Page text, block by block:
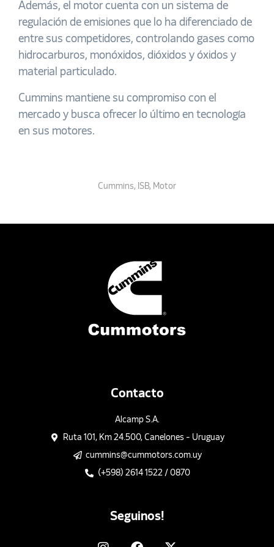
Además, el motor cuenta con un sistema de
regulación de emisiones que lo ha diferenciado de
entre sus competidores, controlando gases como
hidrocarburos, monóxidos, dióxidos y óxidos y
material particulado.
Cummins mantiene su compromiso con el
mercado y busca ofrecer lo último en tecnología
en sus motores.
Cummins, ISB, Motor
Contacto
Alcamp S.A.
Ruta 101, Km 24.500, Canelones - Uruguay
cummins@cummotors.com.uy
(+598) 2614 1522 / 0870
Seguinos!